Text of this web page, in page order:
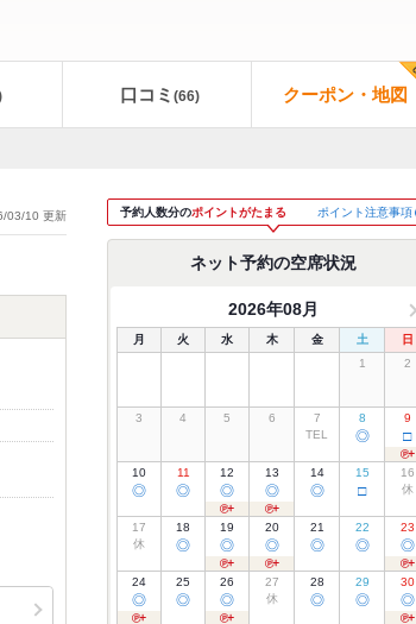
口コミ (66) クーポン・地図
03/10 更新 予約人数分のポイントがたまる ポイント注意事項
ネット予約の空席状況
2026年08月
月 火 水 木 金 土
日
1
2
3 4 5 6
7
TEL
8
◎
9
□
10
◎
11
◎
12
◎
13
◎
14
◎
15
□
16
休
17
休
18
◎
19
◎
20
◎
21
◎
22
◎
23
◎
24
◎
25
◎
26
◎
27
休
28
◎
29
◎
30
◎